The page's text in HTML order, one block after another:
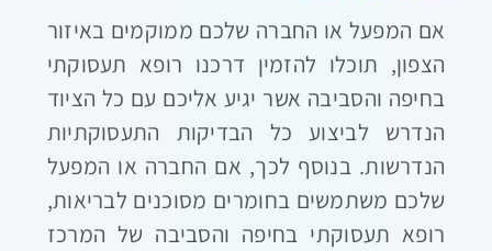
אם המפעל או החברה שלכם ממוקמים באיזור
הצפון, תוכלו להזמין דרכנו רופא תעסוקתי
בחיפה והסביבה אשר יגיע אליכם עם כל הציוד
הנדרש לביצוע כל הבדיקות התעסוקתיות
הנדרשות. בנוסף לכך, אם החברה או המפעל
שלכם משתמשים בחומרים מסוכנים לבריאות,
רופא תעסוקתי בחיפה והסביבה של המרכז